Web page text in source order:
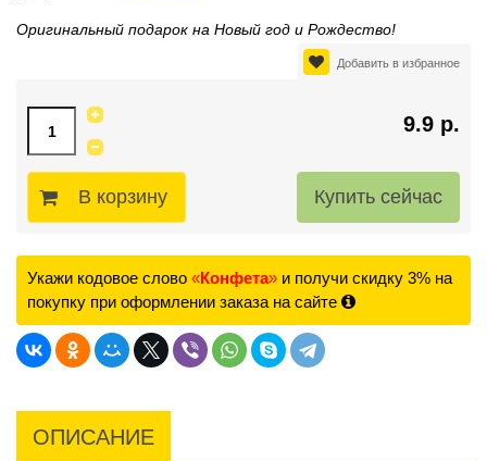
Оригинальный подарок на Новый год и Рождество!
Добавить в избранное
9.9 р.
В корзину
Укажи кодовое слово «Конфета» и получи скидку 3% на
покупку при оформлении заказа на сайте
ОПИСАНИЕ